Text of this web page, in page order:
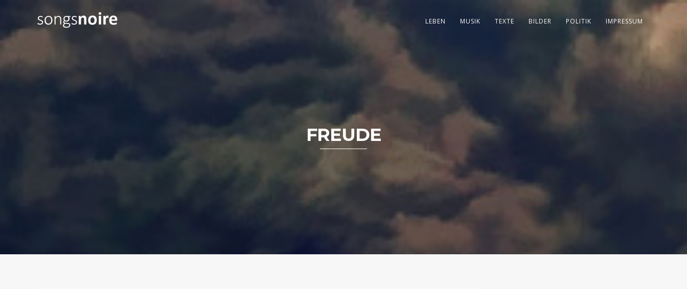
LEBEN MUSIK TEXTE BILDER POLITIK IMPRESSUM
FREUDE